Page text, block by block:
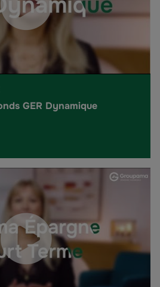
GER Dynamique